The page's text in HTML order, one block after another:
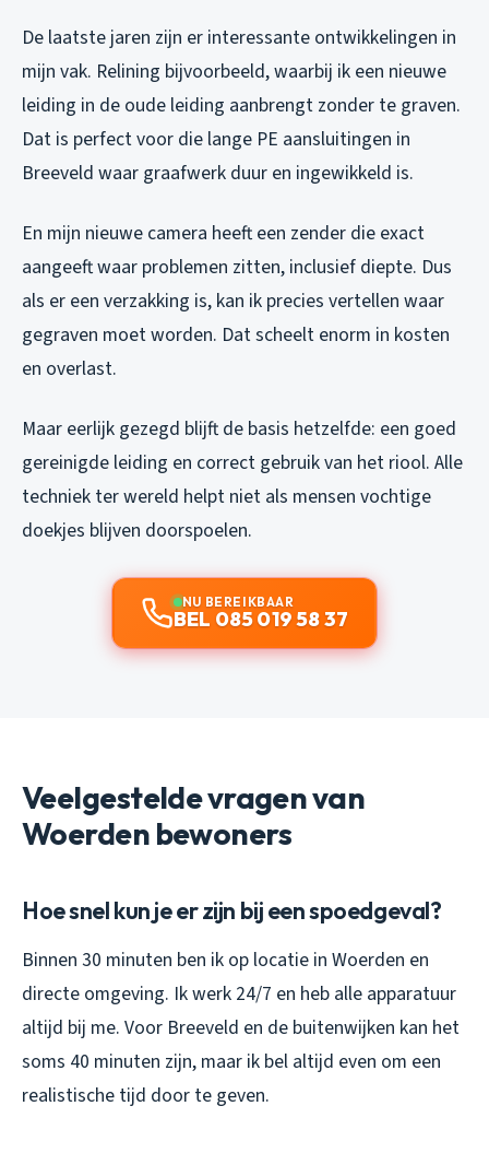
De laatste jaren zijn er interessante ontwikkelingen in
mijn vak. Relining bijvoorbeeld, waarbij ik een nieuwe
leiding in de oude leiding aanbrengt zonder te graven.
Dat is perfect voor die lange PE aansluitingen in
Breeveld waar graafwerk duur en ingewikkeld is.
En mijn nieuwe camera heeft een zender die exact
aangeeft waar problemen zitten, inclusief diepte. Dus
als er een verzakking is, kan ik precies vertellen waar
gegraven moet worden. Dat scheelt enorm in kosten
en overlast.
Maar eerlijk gezegd blijft de basis hetzelfde: een goed
gereinigde leiding en correct gebruik van het riool. Alle
techniek ter wereld helpt niet als mensen vochtige
doekjes blijven doorspoelen.
NU BEREIKBAAR
BEL 085 019 58 37
Veelgestelde vragen van
Woerden bewoners
Hoe snel kun je er zijn bij een spoedgeval?
Binnen 30 minuten ben ik op locatie in Woerden en
directe omgeving. Ik werk 24/7 en heb alle apparatuur
altijd bij me. Voor Breeveld en de buitenwijken kan het
soms 40 minuten zijn, maar ik bel altijd even om een
realistische tijd door te geven.